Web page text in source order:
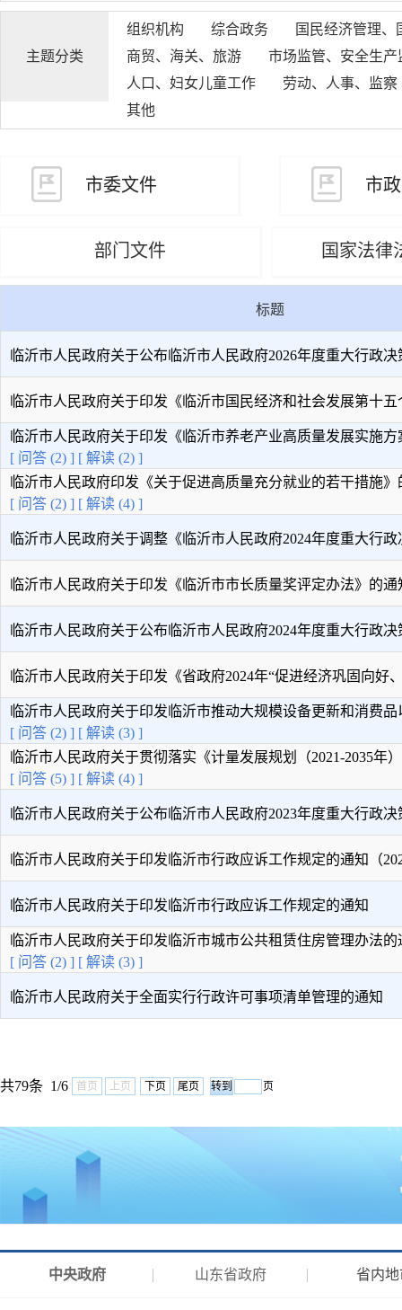
主题分类
组织机构 综合政务
国民经济管理、
商贸、海关、旅游
市场监管、安全生产
人口、妇女儿童工作
劳动、人事、监察
其他
市委文件 市
部门文件 国家法律
标题
临沂市人民政府关于公布临沂市人民政府2026年度重大行政决
临沂市人民政府关于印发《临沂市国民经济和社会发展第十五
临沂市人民政府关于印发《临沂市养老产业高质量发展实施方
[ 问答 (2) ] [ 解读 (2) ]
临沂市人民政府印发《关于促进高质量充分就业的若干措施》
[ 问答 (2) ] [ 解读 (4) ]
临沂市人民政府关于调整《临沂市人民政府2024年度重大行政
临沂市人民政府关于印发《临沂市市长质量奖评定办法》的通
临沂市人民政府关于公布临沂市人民政府2024年度重大行政决
临沂市人民政府关于印发《省政府2024年“促进经济巩固向好
临沂市人民政府关于印发临沂市推动大规模设备更新和消费品
[ 问答 (2) ] [ 解读 (3) ]
临沂市人民政府关于贯彻落实《计量发展规划（2021-2035年
[ 问答 (5) ] [ 解读 (4) ]
临沂市人民政府关于公布临沂市人民政府2023年度重大行政决
临沂市人民政府关于印发临沂市行政应诉工作规定的通知（
临沂市人民政府关于印发临沂市行政应诉工作规定的通知
临沂市人民政府关于印发临沂市城市公共租赁住房管理办法的
[ 问答 (2) ] [ 解读 (3) ]
临沂市人民政府关于全面实行行政许可事项清单管理的通知
共79条 1/6 首页 上页 下页 尾页 页
中央政府 山东省政府 省内地